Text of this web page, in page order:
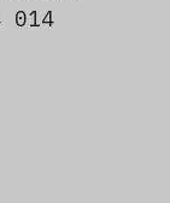
014